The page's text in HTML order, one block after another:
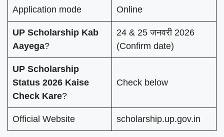
Application mode Online
UP Scholarship Kab
Aayega?
24 & 25 जनवरी 2026
(Confirm date)
UP Scholarship
Status 2026 Kaise
Check Kare?
Check below
Official Website scholarship.up.gov.in